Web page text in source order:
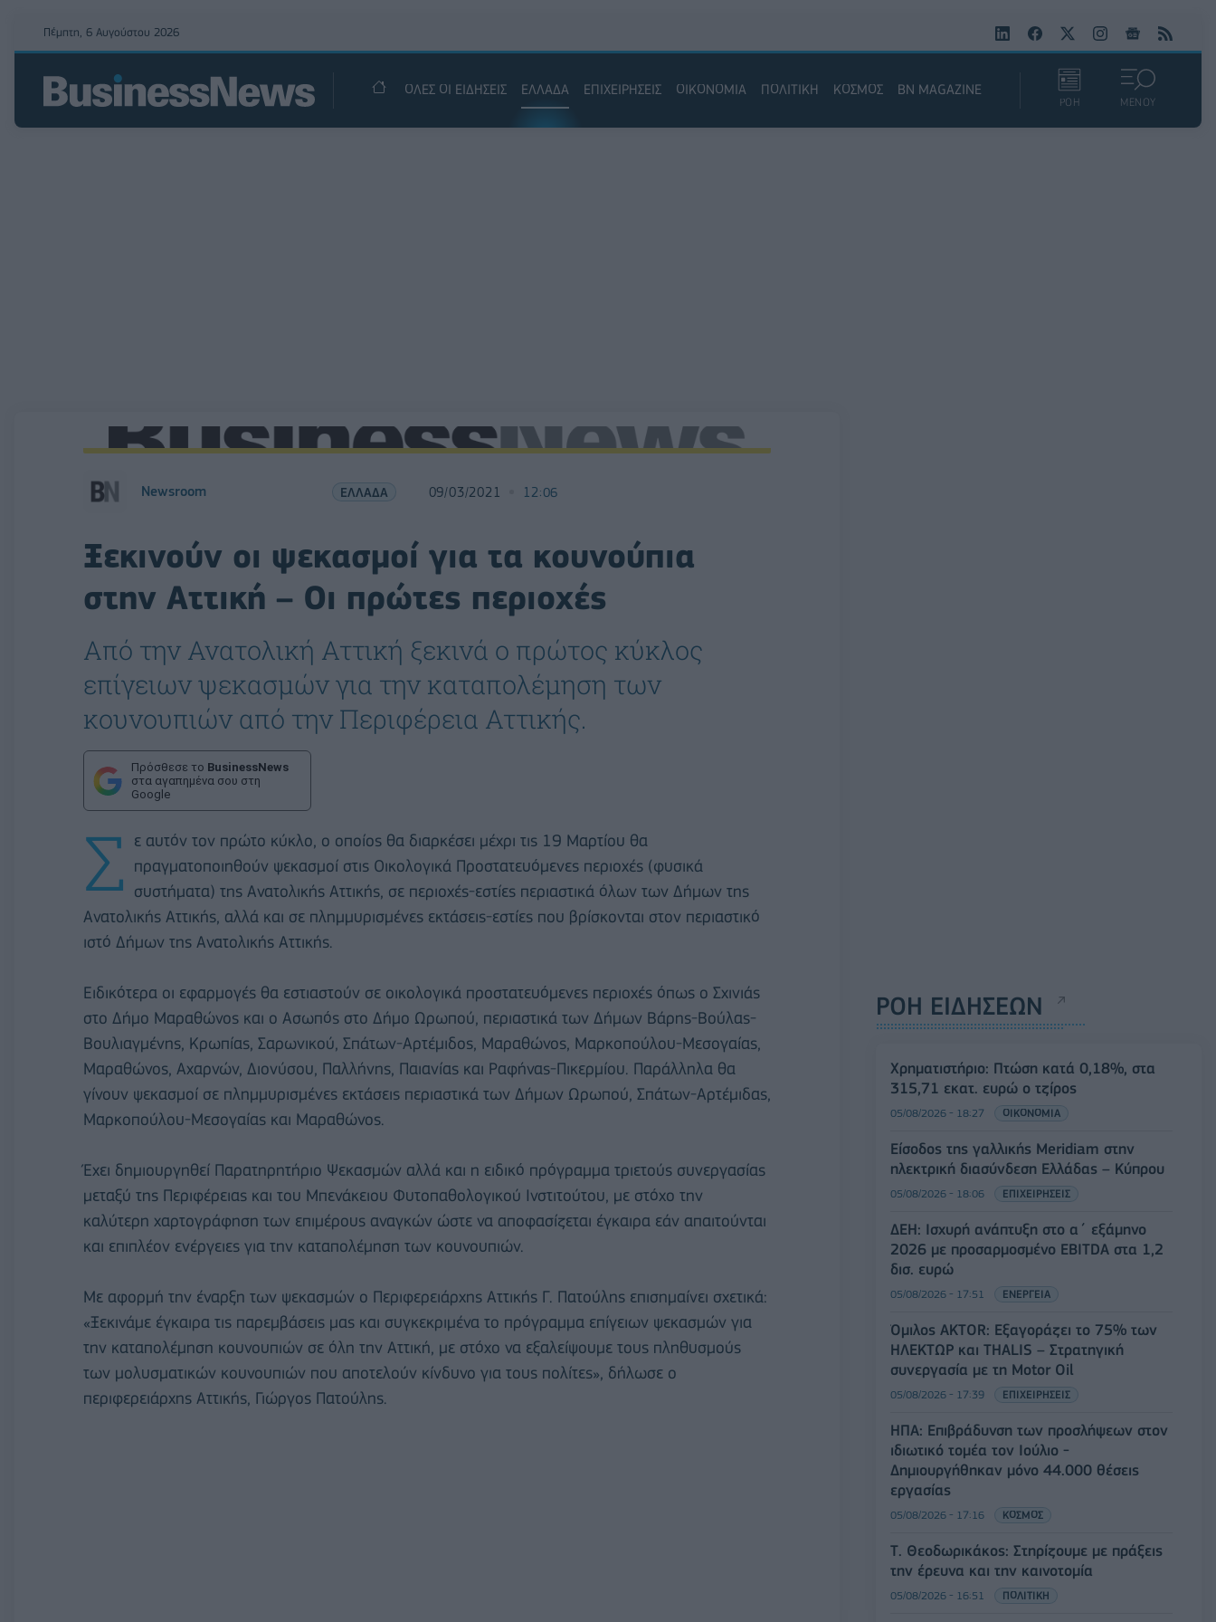
Πέμπτη, 6 Αυγούστου 2026
ΟΛΕΣ ΟΙ ΕΙΔΗΣΕΙΣ ΕΛΛΑΔΑ ΕΠΙΧΕΙΡΗΣΕΙΣ ΟΙΚΟΝΟΜΙΑ ΠΟΛΙΤΙΚΗ ΚΟΣΜΟΣ BN MAGAZINE
ΡΟΗ ΜΕΝΟΥ
Newsroom ΕΛΛΑΔΑ 09/03/2021 12:06
Ξεκινούν οι ψεκασμοί για τα κουνούπια
στην Αττική – Οι πρώτες περιοχές
Από την Ανατολική Αττική ξεκινά ο πρώτος κύκλος
επίγειων ψεκασμών για την καταπολέμηση των
κουνουπιών από την Περιφέρεια Αττικής.
Πρόσθεσε το BusinessNews
στα αγαπημένα σου στη
Google
Σ
ε αυτόν τον πρώτο κύκλο, ο οποίος θα διαρκέσει μέχρι τις 19 Μαρτίου θα
πραγματοποιηθούν ψεκασμοί στις Οικολογικά Προστατευόμενες περιοχές (φυσικά
συστήματα) της Ανατολικής Αττικής, σε περιοχές-εστίες περιαστικά όλων των Δήμων της
Ανατολικής Αττικής, αλλά και σε πλημμυρισμένες εκτάσεις-εστίες που βρίσκονται στον περιαστικό
ιστό Δήμων της Ανατολικής Αττικής.
Ειδικότερα οι εφαρμογές θα εστιαστούν σε οικολογικά προστατευόμενες περιοχές όπως ο Σχινιάς
στο Δήμο Μαραθώνος και ο Ασωπός στο Δήμο Ωρωπού, περιαστικά των Δήμων Βάρης-Βούλας-
Βουλιαγμένης, Κρωπίας, Σαρωνικού, Σπάτων-Αρτέμιδος, Μαραθώνος, Μαρκοπούλου-Μεσογαίας,
Μαραθώνος, Αχαρνών, Διονύσου, Παλλήνης, Παιανίας και Ραφήνας-Πικερμίου. Παράλληλα θα
γίνουν ψεκασμοί σε πλημμυρισμένες εκτάσεις περιαστικά των Δήμων Ωρωπού, Σπάτων-Αρτέμιδας,
Μαρκοπούλου-Μεσογαίας και Μαραθώνος.
Έχει δημιουργηθεί Παρατηρητήριο Ψεκασμών αλλά και η ειδικό πρόγραμμα τριετούς συνεργασίας
μεταξύ της Περιφέρειας και του Μπενάκειου Φυτοπαθολογικού Ινστιτούτου, με στόχο την
καλύτερη χαρτογράφηση των επιμέρους αναγκών ώστε να αποφασίζεται έγκαιρα εάν απαιτούνται
και επιπλέον ενέργειες για την καταπολέμηση των κουνουπιών.
Με αφορμή την έναρξη των ψεκασμών ο Περιφερειάρχης Αττικής Γ. Πατούλης επισημαίνει σχετικά:
«Ξεκινάμε έγκαιρα τις παρεμβάσεις μας και συγκεκριμένα το πρόγραμμα επίγειων ψεκασμών για
την καταπολέμηση κουνουπιών σε όλη την Αττική, με στόχο να εξαλείψουμε τους πληθυσμούς
των μολυσματικών κουνουπιών που αποτελούν κίνδυνο για τους πολίτες», δήλωσε ο
περιφερειάρχης Αττικής, Γιώργος Πατούλης.
ΡΟΗ ΕΙΔΗΣΕΩΝ
Χρηματιστήριο: Πτώση κατά 0,18%, στα
315,71 εκατ. ευρώ ο τζίρος
05/08/2026 - 18:27 ΟΙΚΟΝΟΜΙΑ
Είσοδος της γαλλικής Meridiam στην
ηλεκτρική διασύνδεση Ελλάδας – Κύπρου
05/08/2026 - 18:06 ΕΠΙΧΕΙΡΗΣΕΙΣ
ΔΕΗ: Ισχυρή ανάπτυξη στο α΄ εξάμηνο
2026 με προσαρμοσμένο EBITDA στα 1,2
δισ. ευρώ
05/08/2026 - 17:51 ΕΝΕΡΓΕΙΑ
Όμιλος AKTOR: Εξαγοράζει το 75% των
ΗΛΕΚΤΩΡ και THALIS – Στρατηγική
συνεργασία με τη Motor Oil
05/08/2026 - 17:39 ΕΠΙΧΕΙΡΗΣΕΙΣ
ΗΠΑ: Επιβράδυνση των προσλήψεων στον
ιδιωτικό τομέα τον Ιούλιο -
Δημιουργήθηκαν μόνο 44.000 θέσεις
εργασίας
05/08/2026 - 17:16 ΚΟΣΜΟΣ
Τ. Θεοδωρικάκος: Στηρίζουμε με πράξεις
την έρευνα και την καινοτομία
05/08/2026 - 16:51 ΠΟΛΙΤΙΚΗ